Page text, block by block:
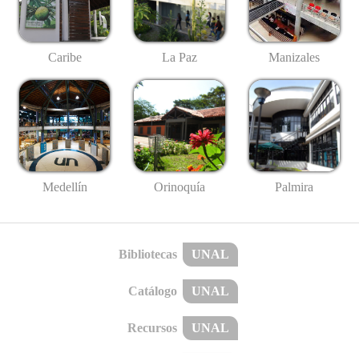
Caribe La Paz Manizales
Medellín Orinoquía Palmira
Bibliotecas UNAL
Catálogo UNAL
Recursos UNAL